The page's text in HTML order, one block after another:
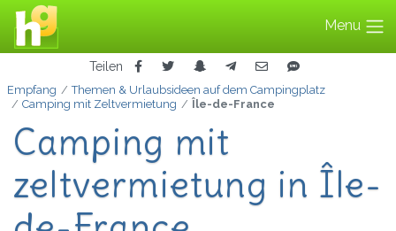
Menu
Teilen
Empfang
Themen & Urlaubsideen auf dem Campingplatz
Camping mit Zeltvermietung
Île-de-France
Camping mit
zeltvermietung in Île-